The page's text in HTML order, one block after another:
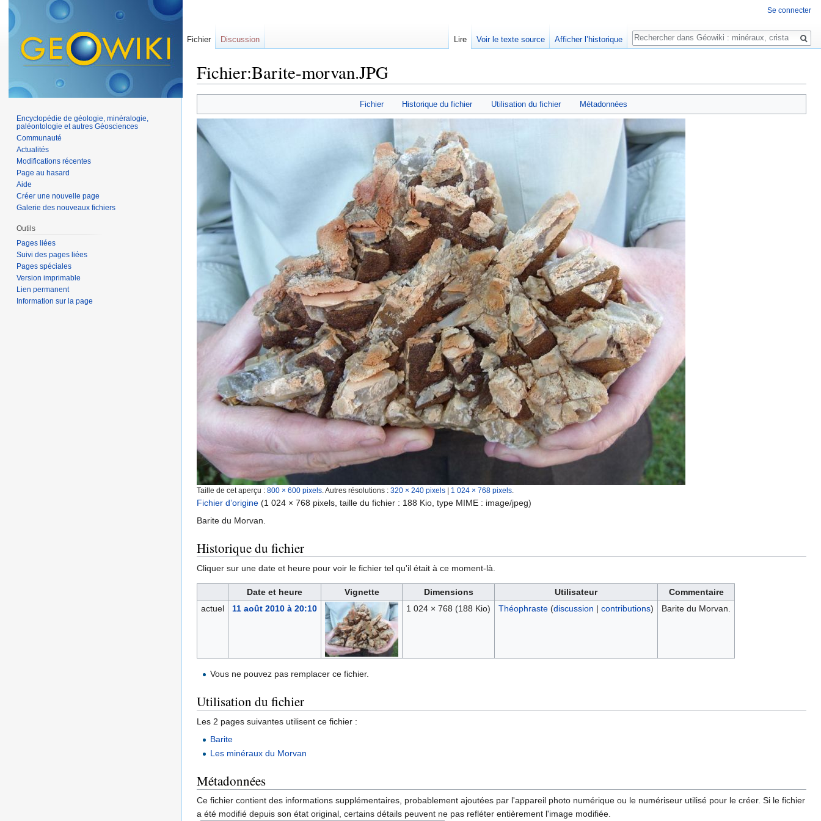
Fichier:Barite-morvan.JPG
Fichier Historique du fichier Utilisation du fichier Métadonnées
Taille de cet aperçu : 800 × 600 pixels Autres résolutions : 320 × 240 pixels 1 024 × 768 pixels
Fichier d’origine (1 024 × 768 pixels, taille du fichier : 188 Kio, type MIME : image/jpeg)
Barite du Morvan.
Historique du fichier
Cliquer sur une date et heure pour voir le fichier tel qu'il était à ce moment-là.
Date et heure Vignette Dimensions Utilisateur
Commentaire
actuel
11 août 2010 à 20:10 1 024 × 768 (188 Kio) Théophraste (discussion | contributions) Barite du Morvan.
Vous ne pouvez pas remplacer ce fichier.
Utilisation du fichier
Les 2 pages suivantes utilisent ce fichier :
Barite
Les minéraux du Morvan
Métadonnées
Ce fichier contient des informations supplémentaires, probablement ajoutées par l'appareil photo numérique ou le numériseur utilisé pour le créer. Si le fichier
a été modifié depuis son état original, certains détails peuvent ne pas refléter entièrement l'image modifiée.
Se connecter
Fichier Discussion Lire Voir le texte source Afficher l’historique
Rechercher
Encyclopédie de géologie, minéralogie,
paléontologie et autres Géosciences
Communauté
Actualités
Modifications récentes
Page au hasard
Aide
Créer une nouvelle page
Galerie des nouveaux fichiers
Outils
Pages liées
Suivi des pages liées
Pages spéciales
Version imprimable
Lien permanent
Information sur la page